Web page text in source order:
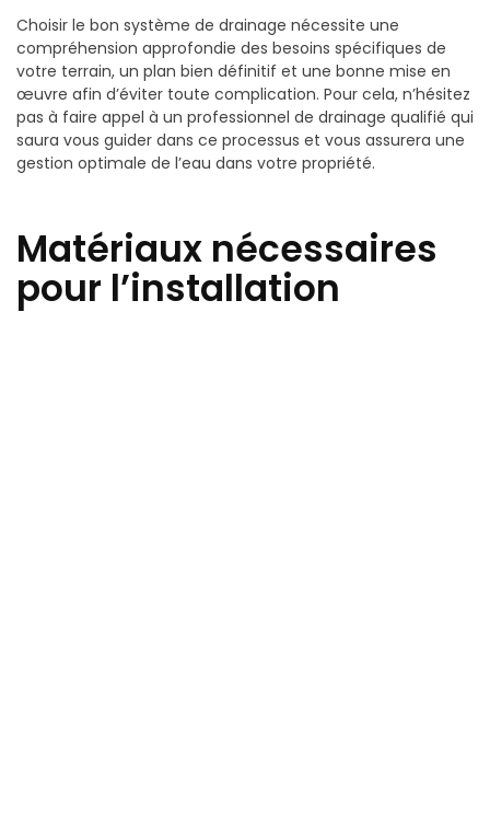
Choisir le bon système de drainage nécessite une
compréhension approfondie des besoins spécifiques de
votre terrain, un plan bien définitif et une bonne mise en
œuvre afin d’éviter toute complication. Pour cela, n’hésitez
pas à faire appel à un professionnel de drainage qualifié qui
saura vous guider dans ce processus et vous assurera une
gestion optimale de l’eau dans votre propriété.
Matériaux nécessaires
pour l’installation